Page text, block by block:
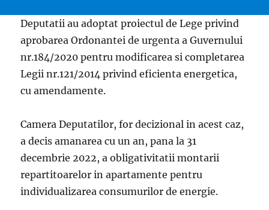
Deputatii au adoptat proiectul de Lege privind
aprobarea Ordonantei de urgenta a Guvernului
nr.184/2020 pentru modificarea si completarea
Legii nr.121/2014 privind eficienta energetica,
cu amendamente.
Camera Deputatilor, for decizional in acest caz,
a decis amanarea cu un an, pana la 31
decembrie 2022, a obligativitatii montarii
repartitoarelor in apartamente pentru
individualizarea consumurilor de energie.